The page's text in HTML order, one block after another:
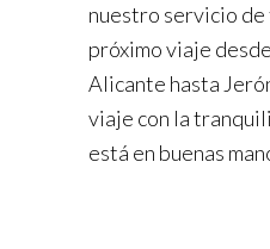
nuestro servicio de
próximo viaje
Alicante hasta
viaje con la
está en buenas